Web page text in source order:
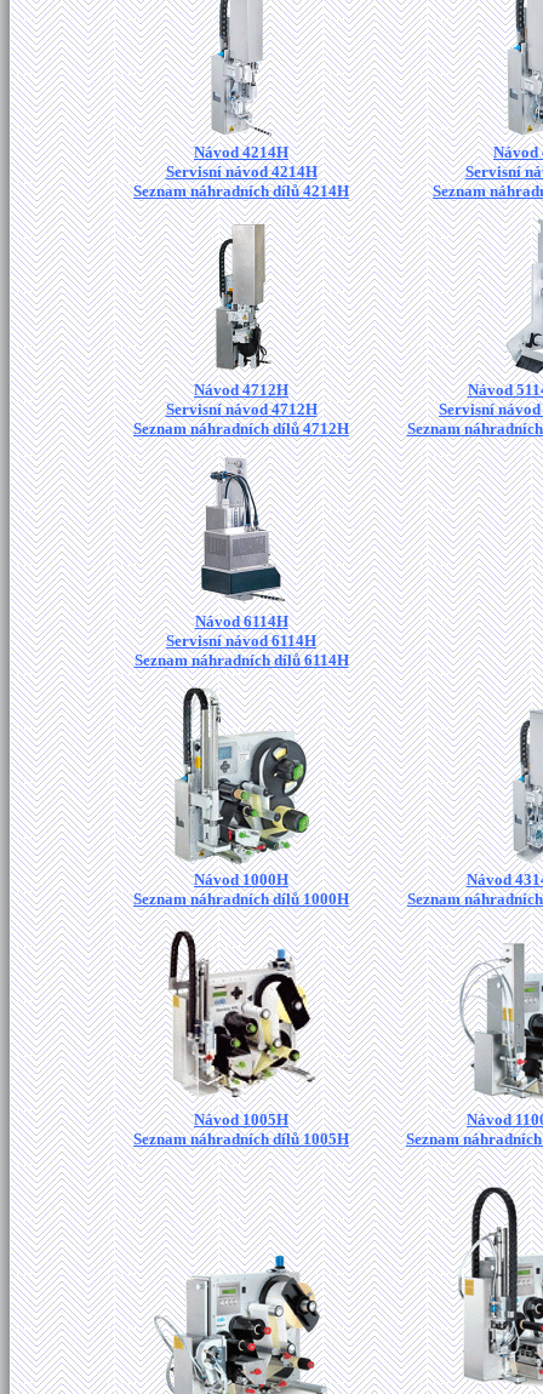
Návod 4214H
Servisní návod 4214H
Seznam náhradních dílů 4214H
Návod
Servisní
Seznam
Návod 4712H
Servisní návod 4712H
Seznam náhradních dílů 4712H
Návod
Servisní
Seznam
Návod 6114H
Servisní návod 6114H
Seznam náhradních dílů 6114H
Návod 1000H
Seznam náhradních dílů 1000H
Návod
Seznam
Návod 1005H
Seznam náhradních dílů 1005H
Návod
Seznam